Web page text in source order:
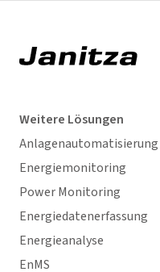
Weitere Lösungen
Anlagenautomatisierung
Energiemonitoring
Power Monitoring
Energiedatenerfassung
Energieanalyse
EnMS